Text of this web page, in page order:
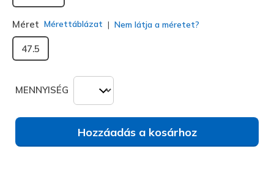
Méret Mérettáblázat Nem látja a méretet?
47.5
MENNYISÉG
Hozzáadás a kosárhoz